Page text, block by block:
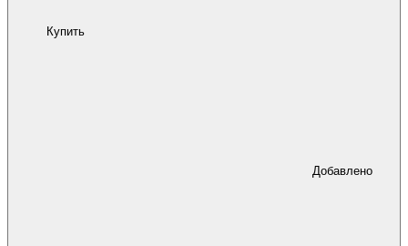
Купить
Добавлено